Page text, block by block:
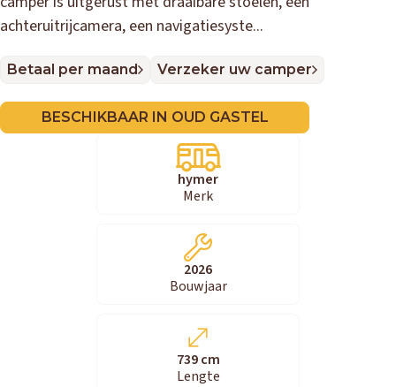
achteruitrijcamera, een navigatiesyste...
Betaal per maand Verzeker uw camper
BESCHIKBAAR IN OUD GASTEL
hymer
Merk
2026
Bouwjaar
739 cm
Lengte